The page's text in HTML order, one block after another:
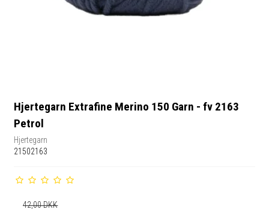
Hjertegarn Extrafine Merino 150 Garn - fv 2163
Petrol
Hjertegarn
21502163
42,00 DKK